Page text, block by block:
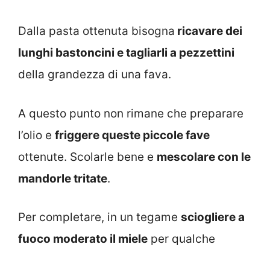
Dalla pasta ottenuta bisogna ricavare dei
lunghi bastoncini e tagliarli a pezzettini
della grandezza di una fava.
A questo punto non rimane che preparare
l’olio e friggere queste piccole fave
ottenute. Scolarle bene e mescolare con le
mandorle tritate.
Per completare, in un tegame sciogliere a
fuoco moderato il miele per qualche